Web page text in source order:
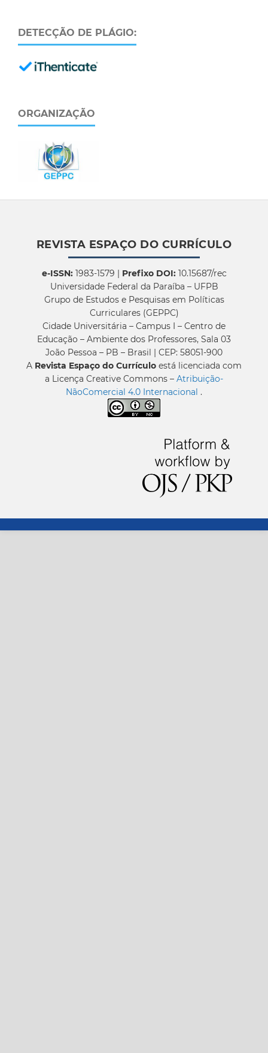
DETECÇÃO DE PLÁGIO:
ORGANIZAÇÃO
REVISTA ESPAÇO DO CURRÍCULO
e-ISSN:1983-1579 | Prefixo DOI:10.15687/rec
Universidade Federal da Paraíba – UFPB
Grupo de Estudos e Pesquisas em Políticas
Curriculares (GEPPC)
Cidade Universitária – Campus I – Centro de
Educação – Ambiente dos Professores, Sala 03
João Pessoa – PB – Brasil | CEP: 58051-900
A Revista Espaço do Currículo está licenciada com
a Licença Creative Commons – Atribuição-
NãoComercial 4.0 Internacional .